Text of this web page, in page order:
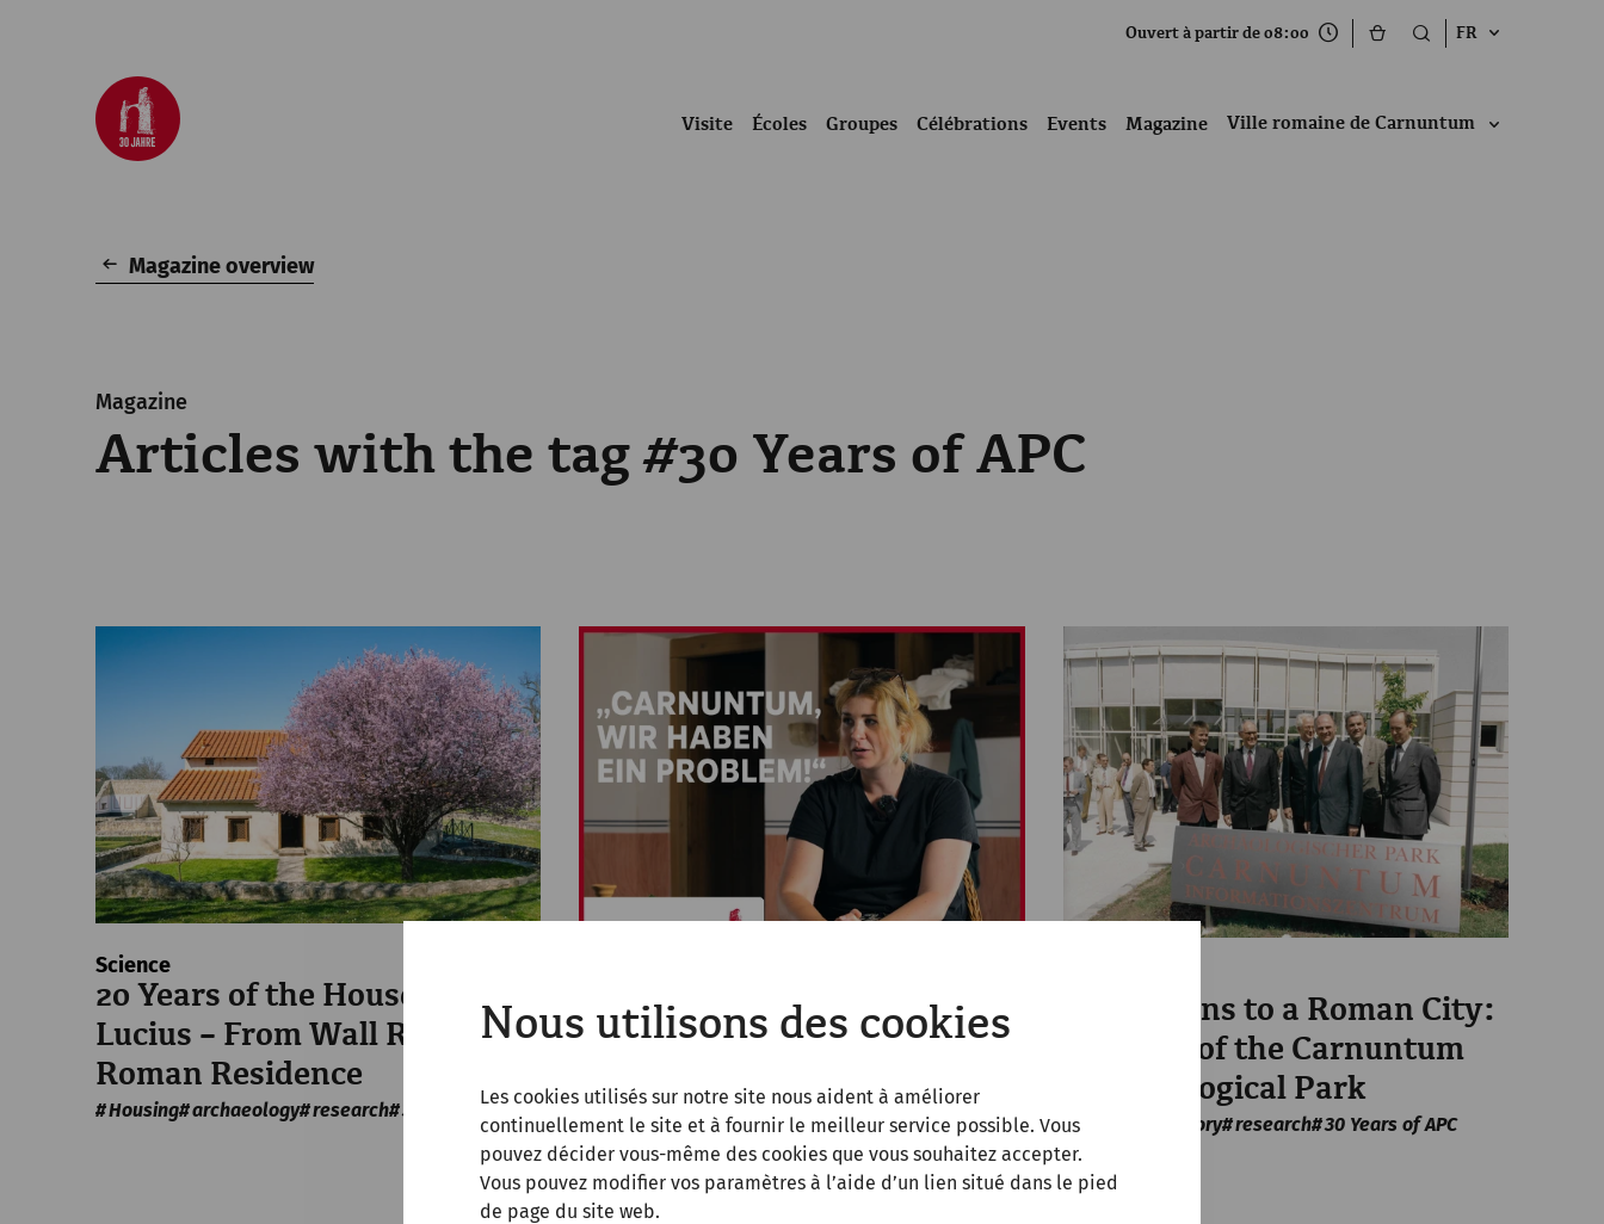
Nous utilisons des cookies
Les cookies utilisés sur notre site nous aident à améliorer
continuellement le site et à fournir le meilleur service possible. Vous
pouvez décider vous-même des cookies que vous souhaitez accepter.
Vous pouvez modifier vos paramètres à l’aide d’un lien situé dans le pied
de page du site web.
Ouvert à partir de 08:00 FR
Visite Écoles Groupes Célébrations Events Magazine Ville romaine de Carnuntum
Magazine overview
Magazine
Articles with the tag #30 Years of APC
Science
20 Years of the House of
Lucius – From Wall Ruins to a
Roman Residence
Housing archaeology research 30 Years of APC
Videos
Years Roman City of
Carnuntum
archaeology research Videocast
30 Years of
APC
From Ruins to a Roman City:
30 Years of the Carnuntum
Archaeological Park
museum history research 30 Years of APC